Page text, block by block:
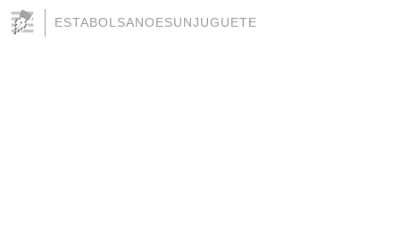
ESTABOLSANOESUNJUGUETE